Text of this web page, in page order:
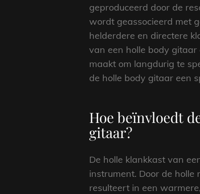
geproduceerd door de
wordt geassocieerd met
helderdere en directere
van een holle body
maakt om langdurig te
de holle body gitaar een
Hoe beïnvloedt
gitaar?
De holle klankkast van
instrument. Door de
resulteert in een